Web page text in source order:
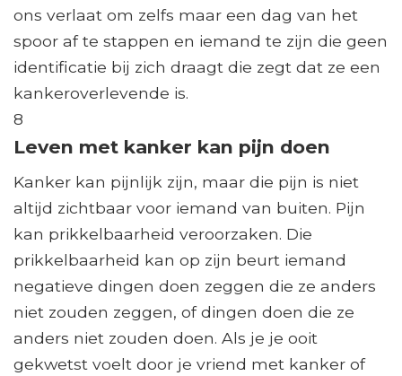
ons verlaat om zelfs maar een dag van het
spoor af te stappen en iemand te zijn die geen
identificatie bij zich draagt ​​die zegt dat ze een
kankeroverlevende is.
8
Leven met kanker kan pijn doen
Kanker kan pijnlijk zijn, maar die pijn is niet
altijd zichtbaar voor iemand van buiten. Pijn
kan prikkelbaarheid veroorzaken. Die
prikkelbaarheid kan op zijn beurt iemand
negatieve dingen doen zeggen die ze anders
niet zouden zeggen, of dingen doen die ze
anders niet zouden doen. Als je je ooit
gekwetst voelt door je vriend met kanker of